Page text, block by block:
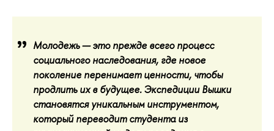
Молодежь — это прежде всего процесс
социального наследования, где новое
поколение перенимает ценности, чтобы
продлить их в будущее. Экспедиции Вышки
становятся уникальным инструментом,
который переводит студента из